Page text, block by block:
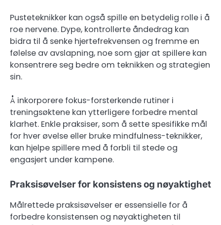
Pusteteknikker kan også spille en betydelig rolle i å
roe nervene. Dype, kontrollerte åndedrag kan
bidra til å senke hjertefrekvensen og fremme en
følelse av avslapning, noe som gjør at spillere kan
konsentrere seg bedre om teknikken og strategien
sin.
Å inkorporere fokus-forsterkende rutiner i
treningsøktene kan ytterligere forbedre mental
klarhet. Enkle praksiser, som å sette spesifikke mål
for hver øvelse eller bruke mindfulness-teknikker,
kan hjelpe spillere med å forbli til stede og
engasjert under kampene.
Praksisøvelser for konsistens og nøyaktighet
Målrettede praksisøvelser er essensielle for å
forbedre konsistensen og nøyaktigheten til